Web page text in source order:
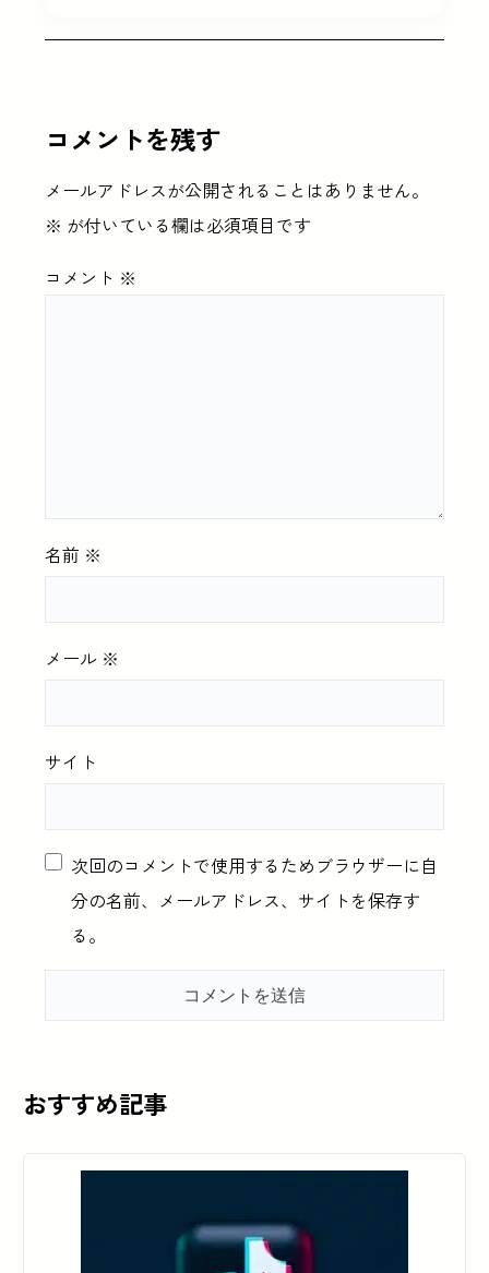
コメントを残す
メールアドレスが公開されることはありません。
※ が付いている欄は必須項目です
コメント ※
名前 ※
メール ※
サイト
次回のコメントで使用するためブラウザーに自
分の名前、メールアドレス、サイトを保存す
る。
おすすめ記事